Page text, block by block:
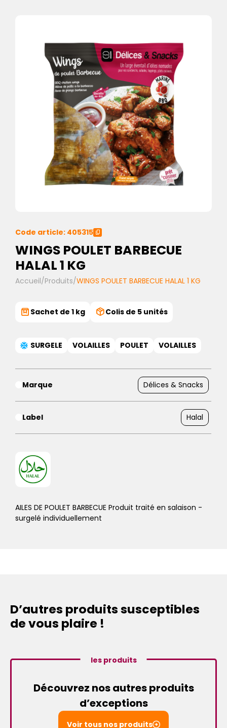
Code article: 405315
WINGS POULET BARBECUE
HALAL 1 KG
Accueil/Produits/WINGS POULET BARBECUE HALAL 1 KG
Sachet de 1 kg Colis de 5 unités
SURGELE VOLAILLES POULET VOLAILLES
Marque Délices & Snacks
Label Halal
AILES DE POULET BARBECUE Produit traité en salaison -
surgelé individuellement
D’autres produits susceptibles
de vous plaire !
les produits
Découvrez nos autres produits
d’exceptions
Voir tous nos produits